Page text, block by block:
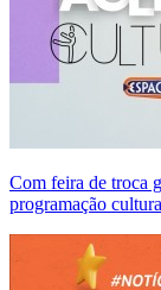
Com feira de troca
programação